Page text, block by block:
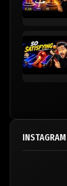
INSTAGRAM